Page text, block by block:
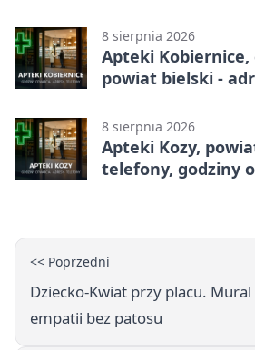
8 sierpnia 2026
Apteki
powiat bielski -
8 sierpnia 2026
Apteki Kozy,
telefony, godziny
<< Poprzedni
Dziecko-Kwiat przy placu.
empatii bez patosu